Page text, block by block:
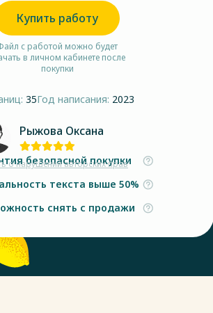
Купить работу
с работой можно будет
в личном кабинете после
покупки
35Год написания: 2023
Рыжова Оксана
о нарушении авторских прав
безопасной покупки
текста выше 50%
снять с продажи